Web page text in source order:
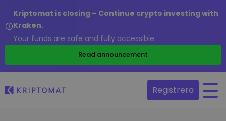
Kriptomat is closing – Continue crypto investing with
Kraken.
Your funds are safe and fully accessible.
Read announcement
Registrera